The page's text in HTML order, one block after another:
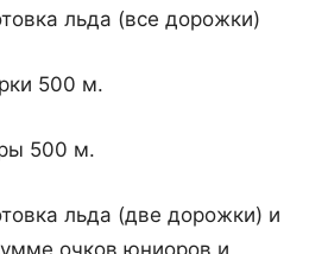
льда (все дорожки)
500 м.
500 м.
льда (две дорожки) и